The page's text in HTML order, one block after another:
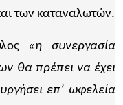
των καταναλωτών.
«η συνεργασία
θα πρέπει να έχει
επ’ ωφελεία